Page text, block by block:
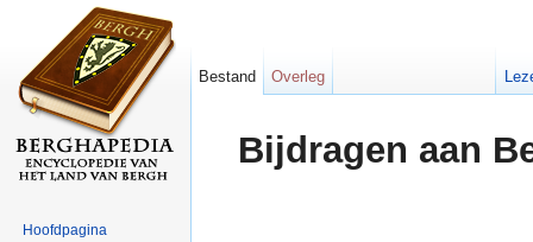
Bijdragen aan
Bestand Overleg
Hoofdpagina